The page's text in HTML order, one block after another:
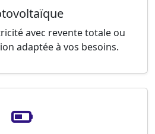
avec revente totale ou
adaptée à vos besoins.